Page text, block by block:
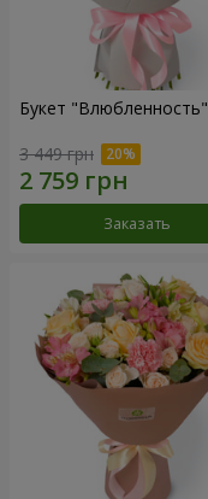
Букет "Влюбленность"
3 449 грн
Заказать